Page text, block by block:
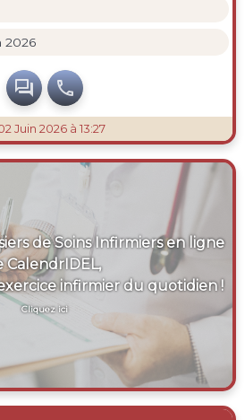
2026
 
Juin 2026 à 13:27
de Soins Infirmiers en ligne
CalendrIDEL,
infirmier du quotidien !
Cliquez ici